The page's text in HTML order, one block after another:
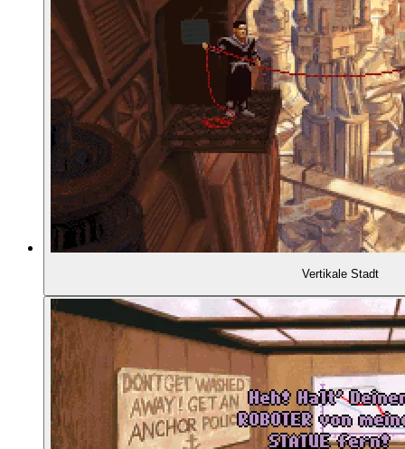
01:12:00 - Commander Reich wird zerschnitten
01:12:13 - Schwingen am Seilhaken
01:12:29 - Schön animierte Katze
01:12:45 SOUND UND MUSIK
01:13:24 - Amiga vs. PC
01:15:54 - Musik auf der oberen Ebene ...
01:16:31 - ... und in Belle Vue
Vertikale Stadt